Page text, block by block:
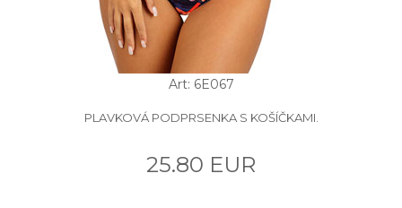
Art: 6E067
PLAVKOVÁ PODPRSENKA S KOŠÍČKAMI.
25.80 EUR